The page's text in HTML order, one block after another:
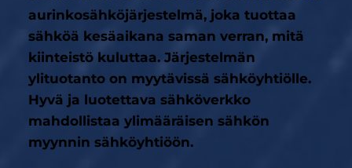
aurinkosähköjärjestelmä, joka tuottaa
sähköä kesäaikana saman verran, mitä
kiinteistö kuluttaa. Järjestelmän
ylituotanto on myytävissä sähköyhtiölle.
Hyvä ja luotettava sähköverkko
mahdollistaa ylimääräisen sähkön
myynnin sähköyhtiöön.